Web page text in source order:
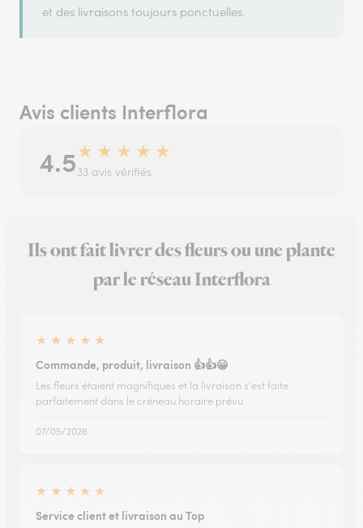
et des livraisons toujours ponctuelles.
Avis clients Interflora
4.5★ ★ ★ ★ ★
33 avis vérifiés
Ils ont fait livrer des fleurs ou une plante
par le réseau Interflora
★ ★ ★ ★ ★
Commande, produit, livraison 👍👍😀
Les fleurs étaient magnifiques et la livraison s'est faite
parfaitement dans le créneau horaire prévu
07/05/2026
★ ★ ★ ★ ★
Service client et livraison au Top